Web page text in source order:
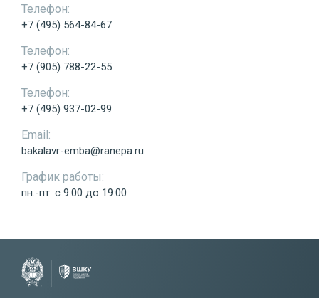
E-mail:
Телефон:
+7 (495) 564-84-67
Телефон:
+7 (905) 788-22-55
Телефон:
+7 (495) 937-02-99
Email:
bakalavr-emba@ranepa.ru
График работы:
пн.-пт. с 9:00 до 19:00